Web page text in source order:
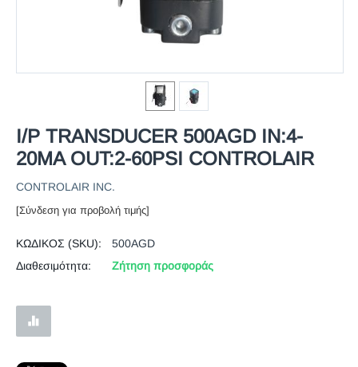
Ι/Ρ ΤRΑΝSDUCER 500AGD IN:4-
20MA OUT:2-60PSI CΟΝΤROLAIR
CONTROLAIR INC.
[Σύνδεση για προβολή τιμής]
ΚΩΔΙΚΟΣ (SKU):
500AGD
Διαθεσιμότητα:
Ζήτηση προσφοράς